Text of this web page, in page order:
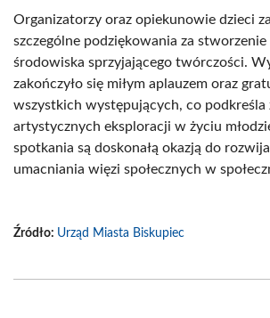
Organizatorzy oraz opiekunowie dzieci
szczególne podziękowania za
środowiska sprzyjającego twórczości.
zakończyło się miłym aplauzem oraz
wszystkich występujących, co podkreśla
artystycznych eksploracji w życiu
spotkania są doskonałą okazją do
umacniania więzi społecznych w
Źródło: Urząd Miasta Biskupiec